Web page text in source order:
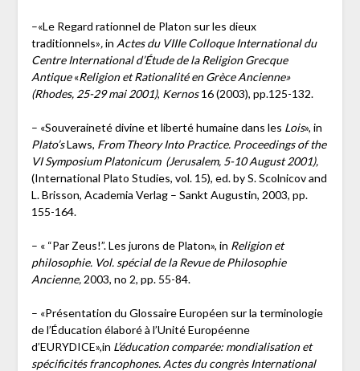
–«Le Regard rationnel de Platon sur les dieux
traditionnels»,in Actes du VIIIe Colloque International du
Centre International d’Étude de la Religion Grecque
Antique«Religion et Rationalité en Grèce Ancienne»
(Rhodes, 25-29 mai 2001), Kernos16 (2003), pp.125-132.
– «Souveraineté divine et liberté humaine dans les Lois», in
Plato’sLaws, From Theory Into Practice. Proceedings of the
VI Symposium Platonicum (Jerusalem, 5-10 August 2001),
(International Plato Studies, vol. 15), ed. by S. Scolnicov and
L. Brisson, Academia Verlag – Sankt Augustin, 2003, pp.
155-164.
– « “Par Zeus!”. Les jurons de Platon», in Religion et
philosophie. Vol. spécial de la Revue de Philosophie
Ancienne, 2003, no 2, pp. 55-84.
– «Présentation du Glossaire Européen sur la terminologie
de l’Éducation élaboré à l’Unité Européenne
d’EURYDICE»,in L’éducation comparée: mondialisation et
spécificités francophones. Actes du congrès International